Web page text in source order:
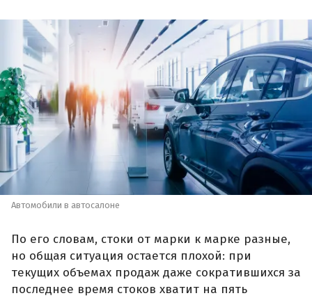
Автомобили в автосалоне
По его словам, стоки от марки к марке разные,
но общая ситуация остается плохой: при
текущих объемах продаж даже сократившихся за
последнее время стоков хватит на пять